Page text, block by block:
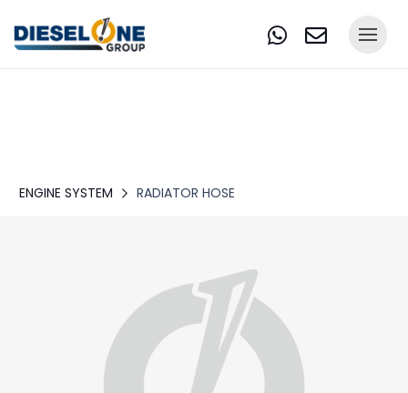
ENGINE SYSTEM RADIATOR HOSE